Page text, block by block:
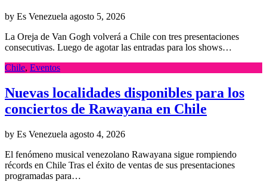
by Es Venezuela agosto 5, 2026
La Oreja de Van Gogh volverá a Chile con tres presentaciones
consecutivas. Luego de agotar las entradas para los shows…
Chile, Eventos
Nuevas localidades disponibles para los
conciertos de Rawayana en Chile
by Es Venezuela agosto 4, 2026
El fenómeno musical venezolano Rawayana sigue rompiendo
récords en Chile Tras el éxito de ventas de sus presentaciones
programadas para…